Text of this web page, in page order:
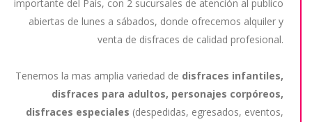
importante del País, con 2 sucursales de atención al publico
abiertas de lunes a sábados, donde ofrecemos alquiler y
venta de disfraces de calidad profesional.
Tenemos la mas amplia variedad de disfraces infantiles,
disfraces para adultos, personajes corpóreos,
disfraces especiales (despedidas, egresados, eventos,